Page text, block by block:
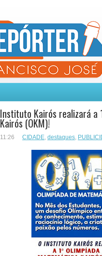
Instituto Kairós realizará a
Kairós (OKM)!
11:26 CIDADE, destaques,